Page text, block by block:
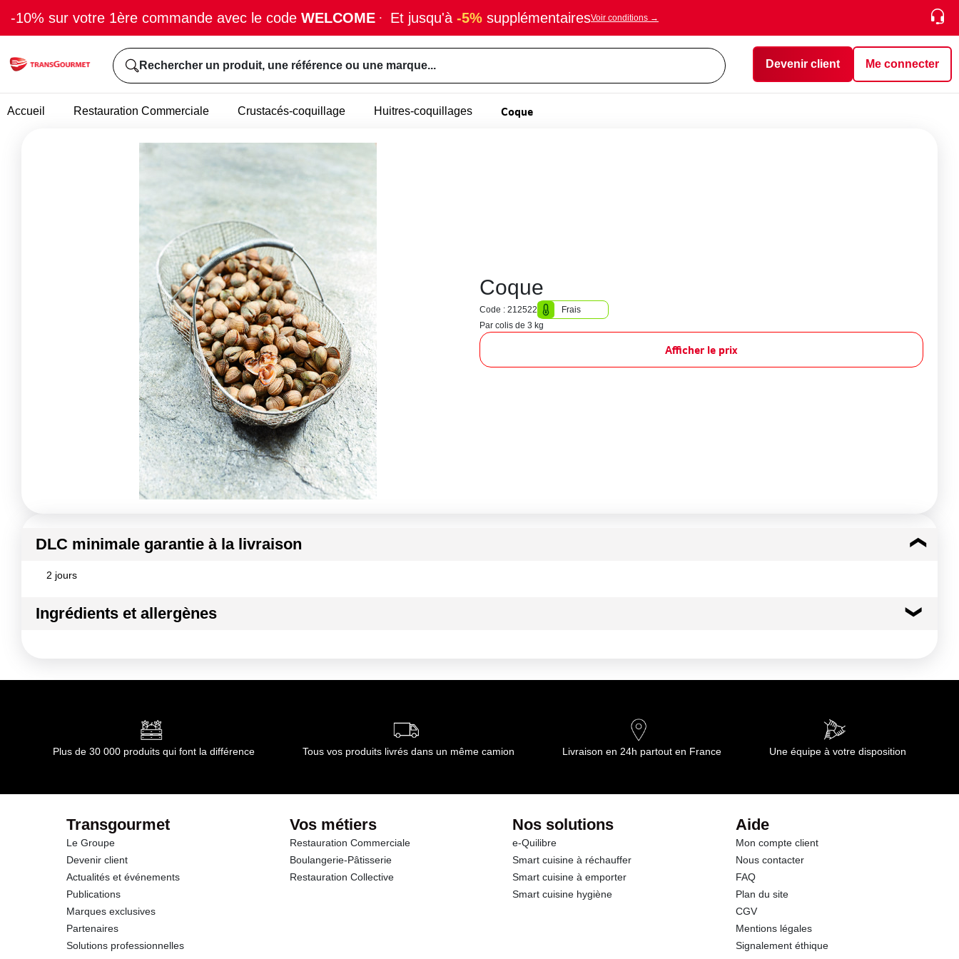
-10% sur votre 1ère commande avec le code WELCOME · Et jusqu'à -5% supplémentairesVoir conditions →
Rechercher un produit, une référence ou une marque... Devenir client Me connecter
Accueil Restauration Commerciale Crustacés-coquillage Huitres-coquillages Coque
Coque
Code : 212522
Frais
Par colis de 3 kg
Afficher le prix
DLC minimale garantie à la livraison
2 jours
Ingrédients et allergènes
Plus de 30 000 produits qui font la différence Tous vos produits livrés dans un même camion Livraison en 24h partout en France Une équipe à votre disposition
Transgourmet
Le Groupe
Devenir client
Actualités et événements
Publications
Marques exclusives
Partenaires
Solutions professionnelles
Vos métiers
Restauration Commerciale
Boulangerie-Pâtisserie
Restauration Collective
Nos solutions
e-Quilibre
Smart cuisine à réchauffer
Smart cuisine à emporter
Smart cuisine hygiène
Aide
Mon compte client
Nous contacter
FAQ
Plan du site
CGV
Mentions légales
Signalement éthique